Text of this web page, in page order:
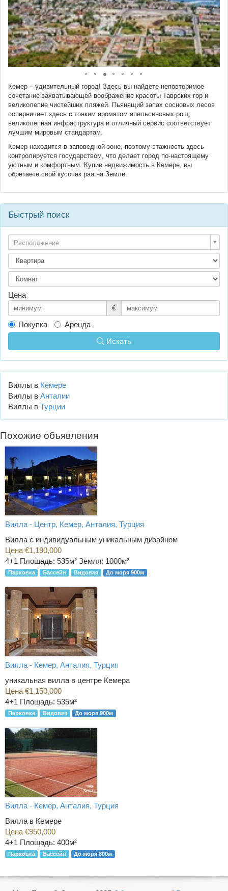
Кемер – удивительный город! Здесь вы найдете неповторимое
сочетание захватывающей воображение красоты Таврских гор и
великолепие чистейших пляжей. Пьянящий запах сосновых лесов
соперничает здесь с тонким ароматом апельсиновых рощ;
великолепная инфраструктура и отличный сервис соответствует
лучшим мировым стандартам.
Кемер находится в заповедной зоне, поэтому этажность здесь
контролируется государством, что делает город по-настоящему
уютным и комфортным. Купив недвижимость в Кемере, вы
обретаете свой кусочек рая на Земле.
Быстрый поиск
Расположение
Цена
€
Покупка
Аренда
Искать
Виллы в Кемере
Виллы в Анталии
Виллы в Турции
Похожие объявления
Вилла - Центр, Кемер, Анталия, Турция
Вилла с индивидуальным уникальным дизайном
Цена €1,190,000
4+1 Площадь: 535м² Земля: 1000м²
Парковка Бассейн Видовая До моря 900м
Вилла - Кемер, Анталия, Турция
уникальная вилла в центре Кемера
Цена €1,150,000
4+1 Площадь: 535м²
Парковка Видовая До моря 900м
Вилла - Кемер, Анталия, Турция
Вилла в Кемере
Цена €950,000
4+1 Площадь: 400м²
Парковка Бассейн До моря 800м